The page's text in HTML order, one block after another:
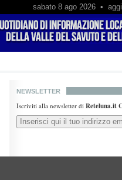
sabato 8 ago 2026 •
NEWSLETTER
Iscriviti alla newsletter di Reteluna.it